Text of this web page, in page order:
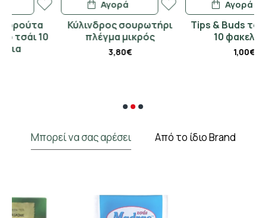
Κύλινδρος σουρωτήρι
πλέγμα μικρός
Tips & Buds τσουκνίδα
10 φακελάκια
Μπορεί να σας αρέσει Από το ίδιο Brand